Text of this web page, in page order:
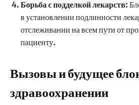
Борьба с подделкой лекарств:
в установлении подлинности
отслеживании на всем пути от
пациенту.
Вызовы и будущее
здравоохранении